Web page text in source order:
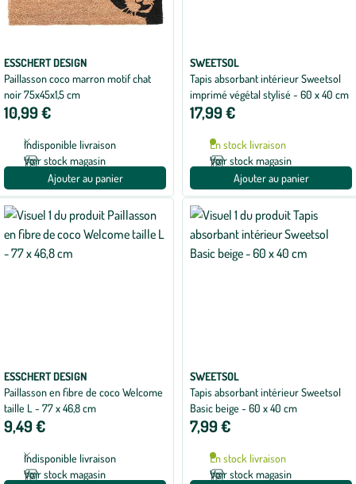
ESSCHERT DESIGN
Paillasson coco marron motif chat
noir 75x45x1,5 cm
10,99 €
Indisponible livraison
Voir stock magasin
Ajouter au panier
SWEETSOL
Tapis absorbant intérieur Sweetsol
imprimé végétal stylisé - 60 x 40 cm
17,99 €
En stock livraison
Voir stock magasin
Ajouter au panier
ESSCHERT DESIGN
Paillasson en fibre de coco Welcome
taille L - 77 x 46,8 cm
9,49 €
Indisponible livraison
Voir stock magasin
SWEETSOL
Tapis absorbant intérieur Sweetsol
Basic beige - 60 x 40 cm
7,99 €
En stock livraison
Voir stock magasin